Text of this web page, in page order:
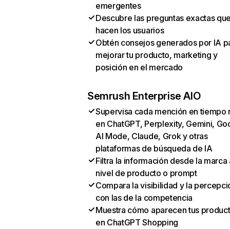
emergentes
Descubre las preguntas exactas
hacen los usuarios
Obtén consejos generados por IA
mejorar tu producto, marketing y
posición en el mercado
Semrush Enterprise AIO
Supervisa cada mención en tiempo
en ChatGPT, Perplexity, Gemini,
AI Mode, Claude, Grok y otras
plataformas de búsqueda de IA
Filtra la información desde la marca
nivel de producto o prompt
Compara la visibilidad y la
con las de la competencia
Muestra cómo aparecen tus
en ChatGPT Shopping